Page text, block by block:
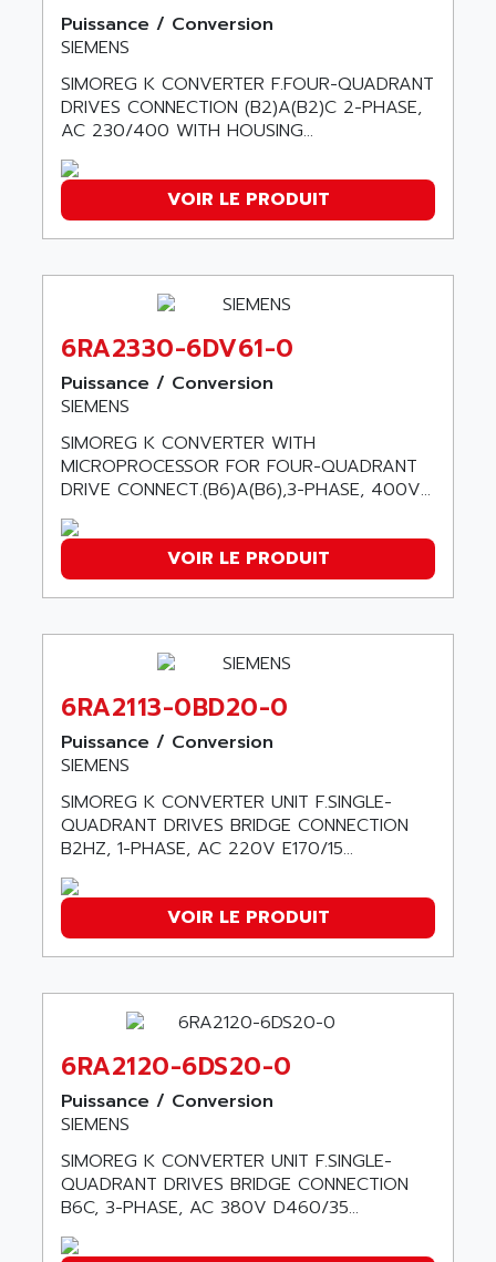
SINUMERIK 810
PREMIUM
PREVENTA
TWIDO
NANO
PCMCIA CARD
SIMATIC S7-300
TDM
TVM
KVR
TVD
SERVO DRIVE
AC MAINSPINDLE
TDA
DIAX 4
cms3
PARVEX
AMS
MOVITRAC
SERVVODYN
SE50
LTD12
MDLA
MDLS
ACMD2
ACTIOMTECH
ACTION PAK
ACTIVA MULLER
ACTIVE HUB
ACTRONIC
ACU-RITE
ACX ADAP TORR
ADAC
ADAFRUIT
ADAM
ADAMCZEWSKI
ADAMEL
ADAPTATER
ADAPTATIVE
ADAPTEC
ADAPTORR
ADC AUTOMATICA
ADDA
ADDER
ADDI DATA
ADEL SYSTEM
ADEPT
ADEPT TECHNOLOGY
ADETEC
ADISCOM
ADITEC
ADL
ADL EUROTECH
ADLEE POWERTRONIC
ADLINK
ADLINK TECHNOLOGY
ADM ELECTRONIC
Puissance / Conversion
SIEMENS
SIMOREG K CONVERTER F.FOUR-QUADRANT
DRIVES CONNECTION (B2)A(B2)C 2-PHASE,
AC 230/400 WITH HOUSING...
VOIR LE PRODUIT
6RA2330-6DV61-0
Puissance / Conversion
SIEMENS
SIMOREG K CONVERTER WITH
MICROPROCESSOR FOR FOUR-QUADRANT
DRIVE CONNECT.(B6)A(B6),3-PHASE, 400V...
VOIR LE PRODUIT
6RA2113-0BD20-0
Puissance / Conversion
SIEMENS
SIMOREG K CONVERTER UNIT F.SINGLE-
QUADRANT DRIVES BRIDGE CONNECTION
B2HZ, 1-PHASE, AC 220V E170/15...
VOIR LE PRODUIT
6RA2120-6DS20-0
Puissance / Conversion
SIEMENS
SIMOREG K CONVERTER UNIT F.SINGLE-
QUADRANT DRIVES BRIDGE CONNECTION
B6C, 3-PHASE, AC 380V D460/35...